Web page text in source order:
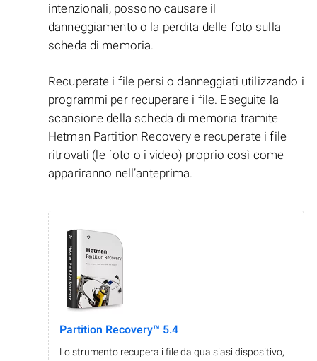
intenzionali, possono causare il
danneggiamento o la perdita delle foto sulla
scheda di memoria.
Recuperate i file persi o danneggiati utilizzando i
programmi per recuperare i file. Eseguite la
scansione della scheda di memoria tramite
Hetman Partition Recovery e recuperate i file
ritrovati (le foto o i video) proprio così come
appariranno nell’anteprima.
Partition Recovery™ 5.4
Lo strumento recupera i file da qualsiasi dispositivo,